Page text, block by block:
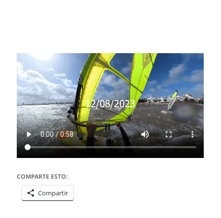
COMPARTE ESTO:
Compartir